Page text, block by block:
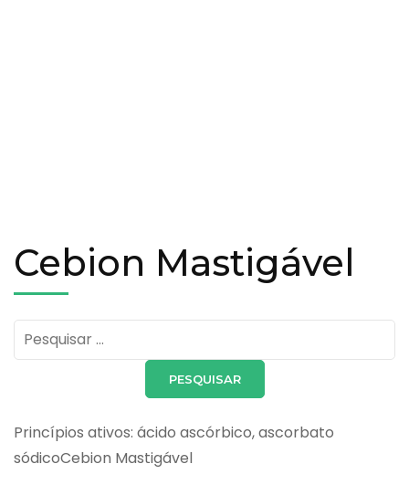
Cebion Mastigável
Pesquisar
por:
Princípios ativos: ácido ascórbico, ascorbato
sódicoCebion Mastigável